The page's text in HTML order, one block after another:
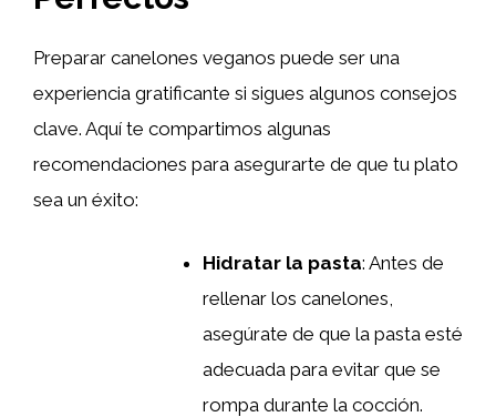
Preparar canelones veganos puede ser una
experiencia gratificante si sigues algunos consejos
clave. Aquí te compartimos algunas
recomendaciones para asegurarte de que tu plato
sea un éxito:
Hidratar la pasta: Antes de
rellenar los canelones,
asegúrate de que la pasta esté
adecuada para evitar que se
rompa durante la cocción.